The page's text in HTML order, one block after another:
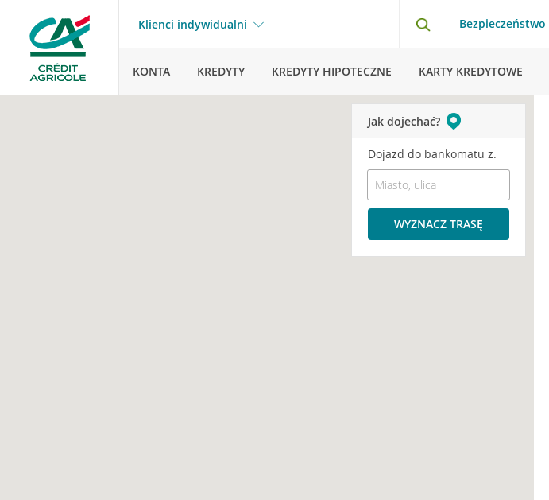
Klienci indywidualni Bezpieczeństwo
KONTA KREDYTY KREDYTY HIPOTECZNE KARTY KREDYTOWE
Jak dojechać?
Dojazd do bankomatu z:
WYZNACZ TRASĘ